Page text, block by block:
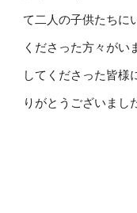
て二人の子供たちに
くださった方々がい
してくださった皆様
りがとうございまし